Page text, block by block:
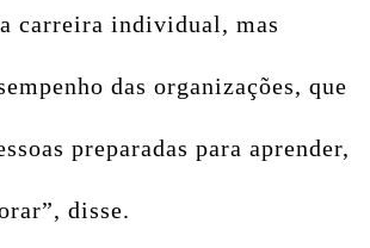
carreira individual, mas
das organizações, que
preparadas para aprender,
disse.